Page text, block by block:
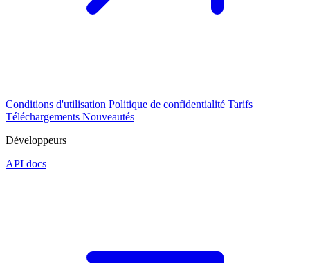
Conditions d'utilisation Politique de confidentialité Tarifs
Téléchargements Nouveautés
Développeurs
API docs